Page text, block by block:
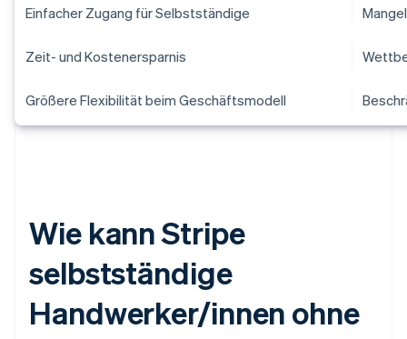
Einfacher Zugang für Selbstständige
Zeit- und Kostenersparnis
Größere Flexibilität beim Geschäftsmodell
Wie kann Stripe
selbstständige
Handwerker/innen ohne